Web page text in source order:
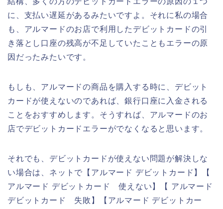
に、支払い遅延があるみたいですよ。それに私の場合
も、アルマードのお店で利用したデビットカードの引
き落とし口座の残高が不足していたこともエラーの原
因だったみたいです。
もしも、アルマードの商品を購入する時に、デビット
カードが使えないのであれば、銀行口座に入金される
ことをおすすめします。そうすれば、アルマードのお
店でデビットカードエラーがでなくなると思います。
それでも、デビットカードが使えない問題が解決しな
い場合は、ネットで【アルマード デビットカード】【
アルマード デビットカード 使えない】【 アルマード
デビットカード 失敗】【アルマード デビットカー